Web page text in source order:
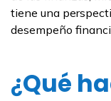
tiene una
desempeño
¿Qué